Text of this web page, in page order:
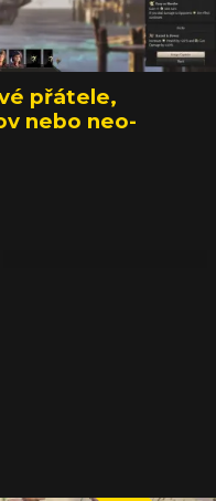
přátele,
nebo neo-